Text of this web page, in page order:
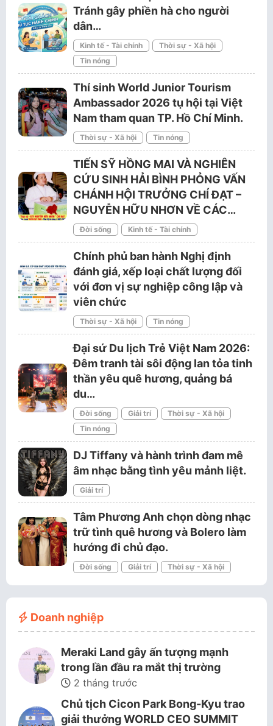
Tránh gây phiền hà cho người
dân…
Kinh tế - Tài chính
Thời sự - Xã hội
Tin nóng
Thí sinh World Junior Tourism
Ambassador 2026 tụ hội tại Việt
Nam tham quan TP. Hồ Chí Minh.
Thời sự - Xã hội Tin nóng
TIẾN SỸ HỒNG MAI VÀ NGHIÊN
CỨU SINH HẢI BÌNH PHỎNG VẤN
CHÁNH HỘI TRƯỞNG CHÍ ĐẠT –
NGUYỄN HỮU NHƠN VỀ CÁC…
Đời sống Kinh tế - Tài chính
Chính phủ ban hành Nghị định
đánh giá, xếp loại chất lượng đối
với đơn vị sự nghiệp công lập và
viên chức
Thời sự - Xã hội Tin nóng
Đại sứ Du lịch Trẻ Việt Nam 2026:
Đêm tranh tài sôi động lan tỏa tinh
thần yêu quê hương, quảng bá
du…
Đời sống Giải trí
Thời sự - Xã hội
Tin nóng
DJ Tiffany và hành trình đam mê
âm nhạc bằng tình yêu mảnh liệt.
Giải trí
Tâm Phương Anh chọn dòng nhạc
trữ tình quê hương và Bolero làm
hướng đi chủ đạo.
Đời sống Giải trí Thời sự - Xã hội
Doanh nghiệp
Meraki Land gây ấn tượng mạnh
trong lần đầu ra mắt thị trường
2 tháng trước
Chủ tịch Cicon Park Bong-Kyu trao
giải thưởng WORLD CEO SUMMIT